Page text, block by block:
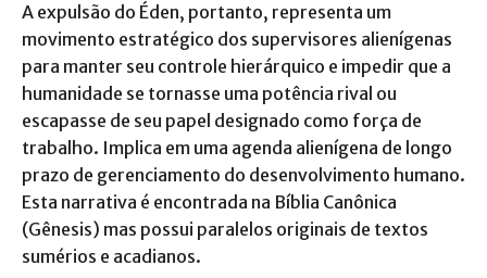
A expulsão do Éden, portanto, representa um
movimento estratégico dos supervisores alienígenas
para manter seu controle hierárquico e impedir que a
humanidade se tornasse uma potência rival ou
escapasse de seu papel designado como força de
trabalho. Implica em uma agenda alienígena de longo
prazo de gerenciamento do desenvolvimento humano.
Esta narrativa é encontrada na Bíblia Canônica
(Gênesis) mas possui paralelos originais de textos
sumérios e acadianos.